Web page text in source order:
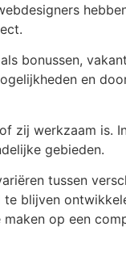
bonussen,
en
zij werkzaam is.
gebieden.
tussen
blijven
op een